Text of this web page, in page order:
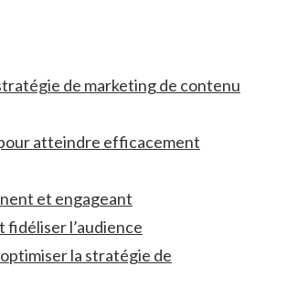
de marketing de contenu
atteindre efficacement
et engageant
l’audience
la stratégie de